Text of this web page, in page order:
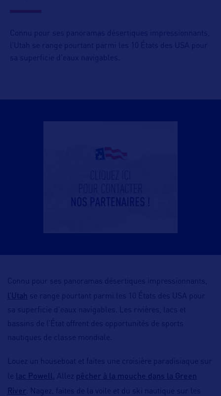
Connu pour ses panoramas désertiques impressionnants,
l’Utah se range pourtant parmi les 10 États des USA pour
sa superficie d’eaux navigables.
Connu pour ses panoramas désertiques impressionnants,
l’Utah se range pourtant parmi les 10 États des USA pour
sa superficie d’eaux navigables. Les rivières, lacs et
bassins de l’État offrent des opportunités de sports
nautiques de classe mondiale.
Louez un houseboat et faites une croisière paradisiaque sur
le lac Powell. Allez pêcher à la mouche dans la Green
River . Nagez, faites de la voile et du ski nautique sur les